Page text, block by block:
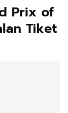
Prix of
Tiket